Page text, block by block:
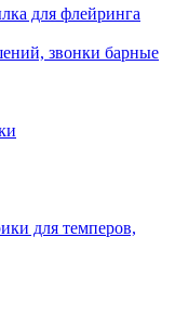
для флейринга
звонки барные
для темперов,